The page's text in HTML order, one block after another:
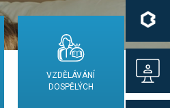
VZDĚLÁVÁNÍ
DOSPĚLÝCH